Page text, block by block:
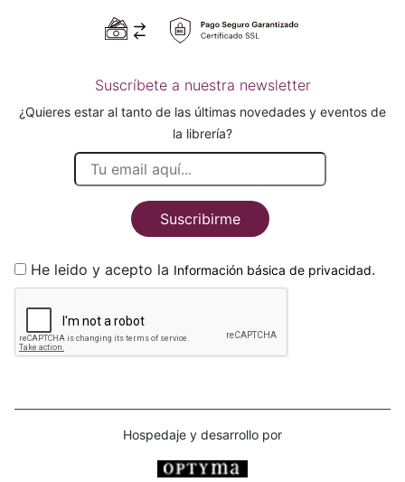
Suscríbete a nuestra newsletter
¿Quieres estar al tanto de las últimas novedades y eventos de
la librería?
Suscribirme
He leido y acepto la Información básica de privacidad.
Hospedaje y desarrollo por